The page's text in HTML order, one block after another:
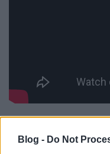
Blog - Do Not
Az irodalom